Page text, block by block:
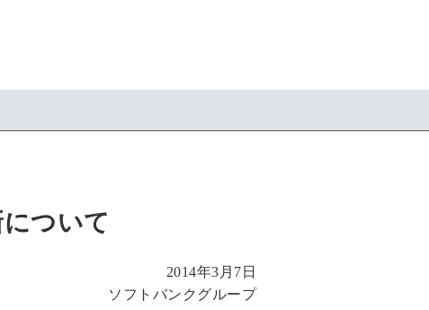
ついて
2014年3月7日
ソフトバンクグループ